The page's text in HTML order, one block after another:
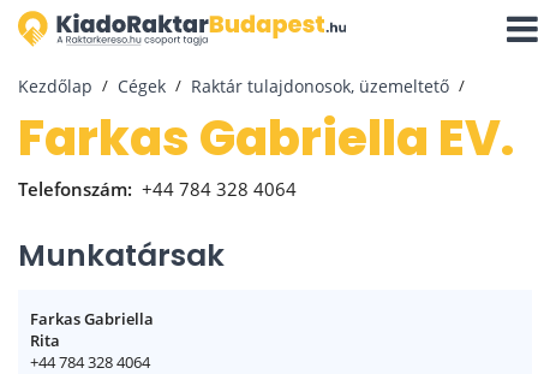
Kezdőlap Cégek Raktár tulajdonosok, üzemeltető
Farkas Gabriella EV.
Telefonszám: +44 784 328 4064
Munkatársak
Farkas Gabriella
Rita
+44 784 328 4064